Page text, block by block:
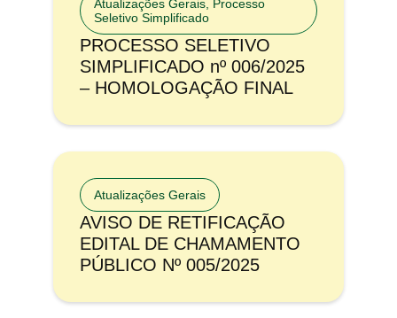
Atualizações Gerais
Processo
Seletivo Simplificado
PROCESSO SELETIVO
SIMPLIFICADO nº 006/2025
– HOMOLOGAÇÃO FINAL
Atualizações Gerais
AVISO DE RETIFICAÇÃO
EDITAL DE CHAMAMENTO
PÚBLICO Nº 005/2025